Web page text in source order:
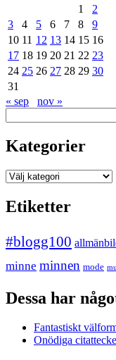
1
2
3
4 5 6 7 8
9
10 11 12 13 14 15 16
17 18 19 20 21 22 23
24 25 26 27 28 29 30
31
« sep
nov »
Kategorier
Kategorier
Etiketter
#blogg100
minne minnen mode
Dessa har
Fantastiskt
Onödiga